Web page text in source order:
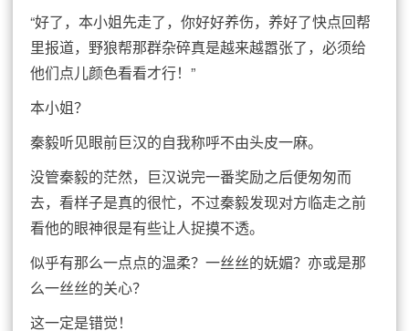
“好了，本小姐先走了，你好好养伤，养好了快点回帮
里报道，野狼帮那群杂碎真是越来越嚣张了，必须给
他们点儿颜色看看才行！”
本小姐？
秦毅听见眼前巨汉的自我称呼不由头皮一麻。
没管秦毅的茫然，巨汉说完一番奖励之后便匆匆而
去，看样子是真的很忙，不过秦毅发现对方临走之前
看他的眼神很是有些让人捉摸不透。
似乎有那么一点点的温柔？一丝丝的妩媚？亦或是那
么一丝丝的关心？
这一定是错觉！